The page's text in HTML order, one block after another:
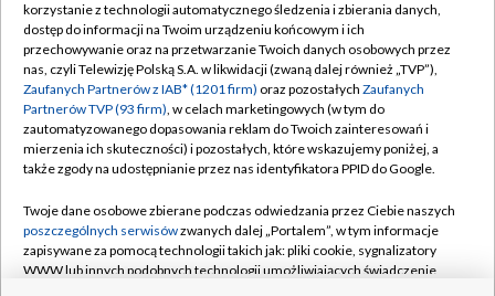
TVP
Abonament TVP
Emisja w TVP
Centrum informacji TVP
Naziemna Telewizja Cyfrowa
Rada Programowa
System NOS
Regulamin TVP
Polityka prywatności
Moje zgody
Pomoc
Kontakt
korzystanie z technologii automatycznego śledzenia i zbierania danych,
dostęp do informacji na Twoim urządzeniu końcowym i ich
przechowywanie oraz na przetwarzanie Twoich danych osobowych przez
nas, czyli Telewizję Polską S.A. w likwidacji (zwaną dalej również „TVP”),
Zaufanych Partnerów z IAB* (1201 firm) oraz pozostałych Zaufanych
Partnerów TVP (93 firm), w celach marketingowych (w tym do
zautomatyzowanego dopasowania reklam do Twoich zainteresowań i
mierzenia ich skuteczności) i pozostałych, które wskazujemy poniżej, a
także zgody na udostępnianie przez nas identyfikatora PPID do Google.
Twoje dane osobowe zbierane podczas odwiedzania przez Ciebie naszych
poszczególnych serwisówzwanych dalej „Portalem”, w tym informacje
zapisywane za pomocą technologii takich jak: pliki cookie, sygnalizatory
WWW lub innych podobnych technologii umożliwiających świadczenie